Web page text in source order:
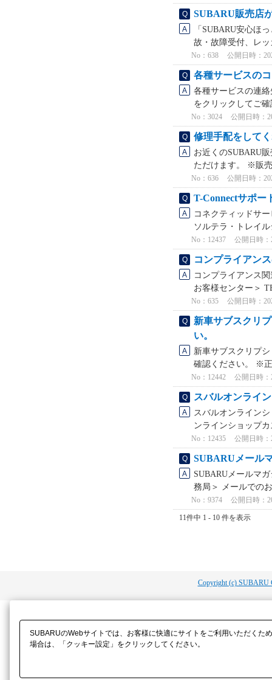
SUBARU販売店
「SUBARU安心ほ
故・故障受付、レ
No：638 公開日時：
各種サービスの
各種サービスの連
をクリックしてご
No：3024 公開日時：
修理手配をして
お近くのSUBARU
ただけます。 ※販
No：636 公開日時：
T-Connectサポー
コネクティッドサ
ソルテラ・トレイ
No：12437 公開日時：
コンプライアン
コンプライアンス
お客様センター＞
No：635 公開日時：
新車サブスクリ
い。
新車サブスクリプ
確認ください。 ※
No：12442 公開日時：
スバルオンライ
スバルオンライン
ンラインショップ
No：12435 公開日時：
SUBARUメール
SUBARUメールマ
務局＞ メールでの
No：9374 公開日時：
11件中 1 - 10 件を表示
Copyright (c) SUBARU
SUBARUのWebサイトでは、お客様に快適にサイトをご利用いただく
場合は、「クッキー設定」をクリックしてください。​